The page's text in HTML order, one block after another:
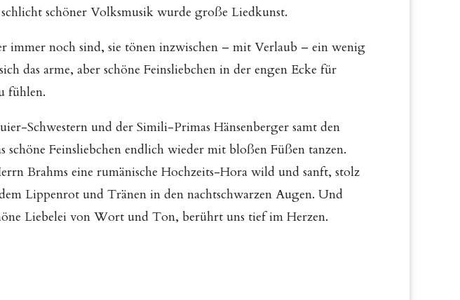
schöner Volksmusik wurde große Liedkunst.
immer noch sind, sie tönen inzwischen – mit Verlaub – ein wenig
das arme, aber schöne Feinsliebchen in der engen Ecke für
fühlen.
Schwestern und der Simili-Primas Hänsenberger samt den
schöne Feinsliebchen endlich wieder mit bloßen Füßen tanzen.
Brahms eine rumänische Hochzeits-Hora wild und sanft, stolz
Lippenrot und Tränen in den nachtschwarzen Augen. Und
Liebelei von Wort und Ton, berührt uns tief im Herzen.